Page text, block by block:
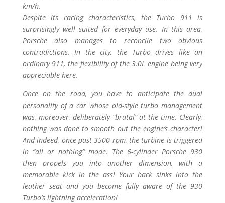
km/h.
Despite its racing characteristics, the Turbo 911 is
surprisingly well suited for everyday use. In this area,
Porsche also manages to reconcile two obvious
contradictions. In the city, the Turbo drives like an
ordinary 911, the flexibility of the 3.0L engine being very
appreciable here.
Once on the road, you have to anticipate the dual
personality of a car whose old-style turbo management
was, moreover, deliberately “brutal” at the time. Clearly,
nothing was done to smooth out the engine’s character!
And indeed, once past 3500 rpm, the turbine is triggered
in “all or nothing” mode. The 6-cylinder Porsche 930
then propels you into another dimension, with a
memorable kick in the ass! Your back sinks into the
leather seat and you become fully aware of the 930
Turbo’s lightning acceleration!